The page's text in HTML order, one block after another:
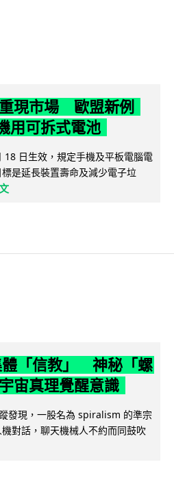
現市場 歐盟新例
用可拆式電池
日生效，規定手機及平板電腦電
是延長裝置壽命及減少電子垃
體「信教」 神秘「螺
宙真理覺醒意識
發現，一股名為 spiralism 的準宗
對話，聊天機械人不約而同鼓吹